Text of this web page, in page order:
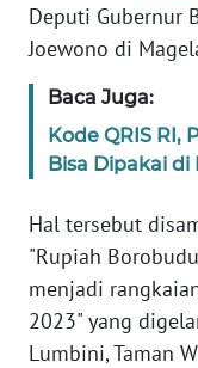
Deputi Gubernur
Joewono di
Baca Juga:
Kode QRIS RI,
Bisa Dipakai di
Hal tersebut
"Rupiah
menjadi
2023" yang
Lumbini, Taman
KONTAK
KAMI
IKLAN
KAMI
PEDOMAN
MEDIA